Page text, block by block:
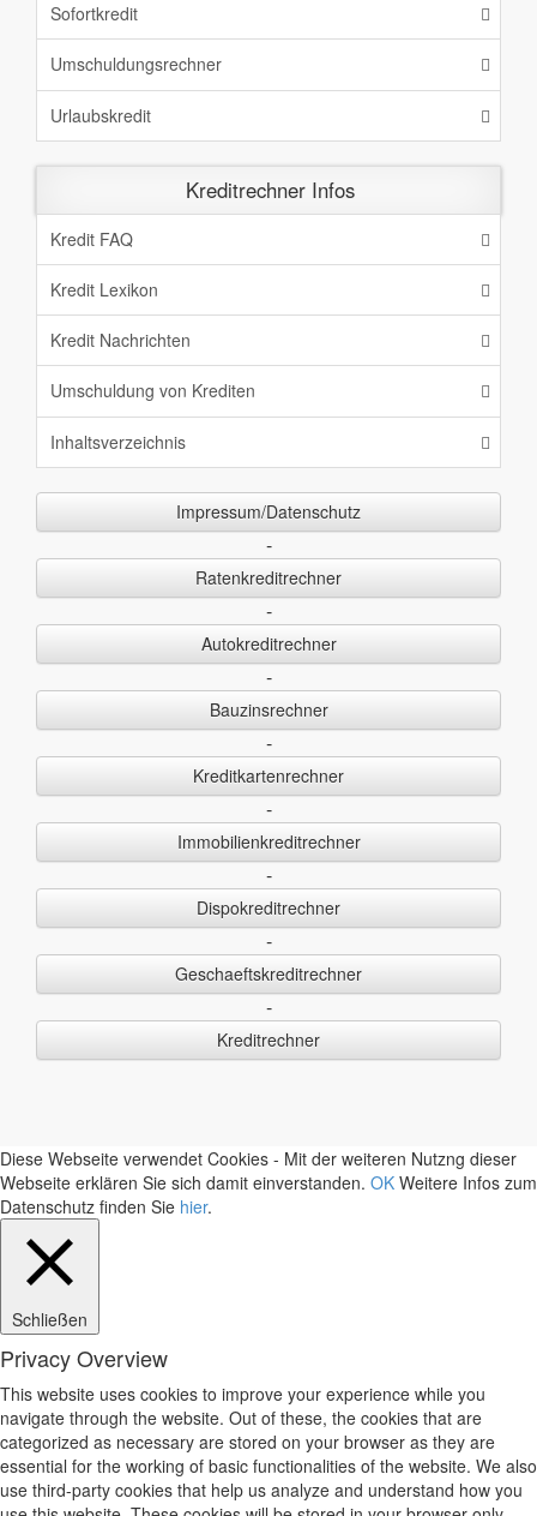
Sofortkredit
Umschuldungsrechner
Urlaubskredit
Kreditrechner Infos
Kredit FAQ
Kredit Lexikon
Kredit Nachrichten
Umschuldung von Krediten
Inhaltsverzeichnis
Impressum/Datenschutz
-
Ratenkreditrechner
-
Autokreditrechner
-
Bauzinsrechner
-
Kreditkartenrechner
-
Immobilienkreditrechner
-
Dispokreditrechner
-
Geschaeftskreditrechner
-
Kreditrechner
Diese Webseite verwendet Cookies - Mit der weiteren Nutzng dieser
Webseite erklären Sie sich damit einverstanden. OK Weitere Infos zum
Datenschutz finden Sie hier.
Schließen
Privacy Overview
This website uses cookies to improve your experience while you
navigate through the website. Out of these, the cookies that are
categorized as necessary are stored on your browser as they are
essential for the working of basic functionalities of the website. We also
use third-party cookies that help us analyze and understand how you